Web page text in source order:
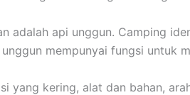
adalah api unggun. Camping
mempunyai fungsi untuk
kering, alat dan bahan,